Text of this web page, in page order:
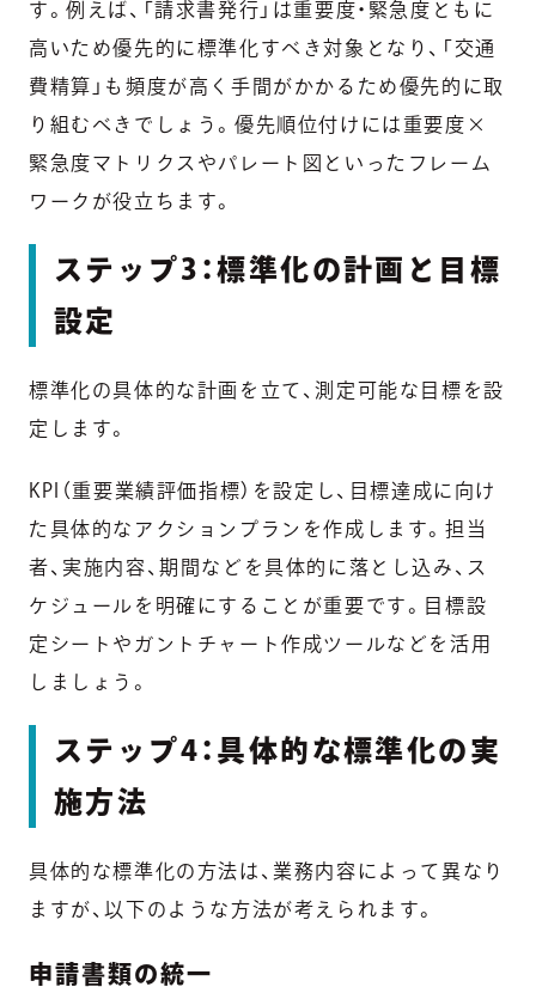
す。例えば、「請求書発行」は重要度・緊急度ともに
高いため優先的に標準化すべき対象となり、「交通
費精算」も頻度が高く手間がかかるため優先的に取
り組むべきでしょう。優先順位付けには重要度×
緊急度マトリクスやパレート図といったフレーム
ワークが役立ちます。
ステップ3：標準化の計画と目標
設定
標準化の具体的な計画を立て、測定可能な目標を設
定します。
KPI（重要業績評価指標）を設定し、目標達成に向け
た具体的なアクションプランを作成します。担当
者、実施内容、期間などを具体的に落とし込み、ス
ケジュールを明確にすることが重要です。目標設
定シートやガントチャート作成ツールなどを活用
しましょう。
ステップ4：具体的な標準化の実
施方法
具体的な標準化の方法は、業務内容によって異なり
ますが、以下のような方法が考えられます。
申請書類の統一